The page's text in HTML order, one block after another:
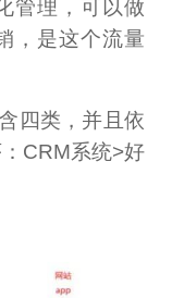
管理，可以做
，是这个流量
四类，并且依
CRM系统>好